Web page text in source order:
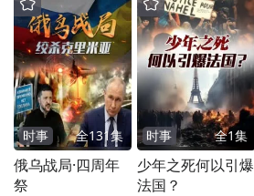
时事 全131集
俄乌战局·四周年
祭
时事 全1集
少年之死何以引爆
法国？